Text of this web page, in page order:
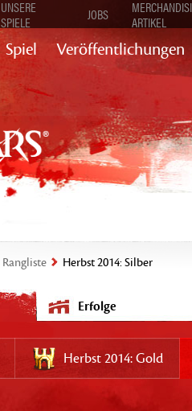
UNSERE
SPIELE
JOBS
ARTIKEL
Spiel Veröffentlichungen
Rangliste Herbst 2014: Silber
Erfolge
Herbst 2014: Gold